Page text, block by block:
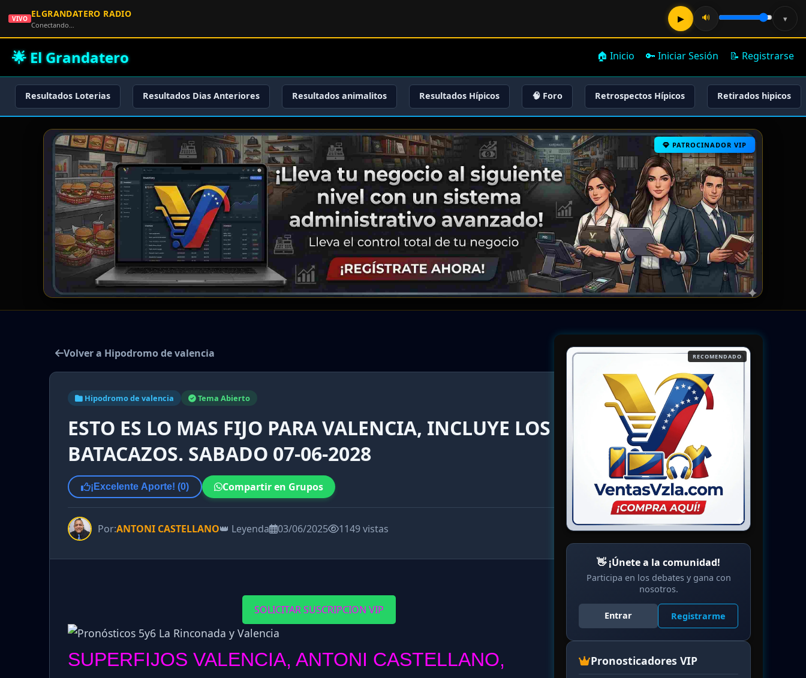
🌟 El Grandatero 🏠 Inicio 🔑 Iniciar Sesión 📝 Registrarse
Resultados Loterias Resultados Dias Anteriores Resultados animalitos Resultados Hípicos 🧠 Foro Retrospectos Hípicos Retirados hipicos
PATROCINADOR VIP
Volver a Hipodromo de valencia
Hipodromo de valencia Tema Abierto
ESTO ES LO MAS FIJO PARA VALENCIA, INCLUYE LOS
BATACAZOS. SABADO 07-06-2028
¡Excelente Aporte! (0) Compartir en Grupos
Por:ANTONI CASTELLANO👑 Leyenda 03/06/2025 1149 vistas
SOLICITAR SUSCRIPCION VIP
SUPERFIJOS VALENCIA, ANTONI CASTELLANO,
RECOMENDADO
👋 ¡Únete a la comunidad!
Participa en los debates y gana con
nosotros.
Entrar Registrarme
Pronosticadores VIP
VIVO ELGRANDATERO RADIO
Conectando…
▶ 🔊 ▾